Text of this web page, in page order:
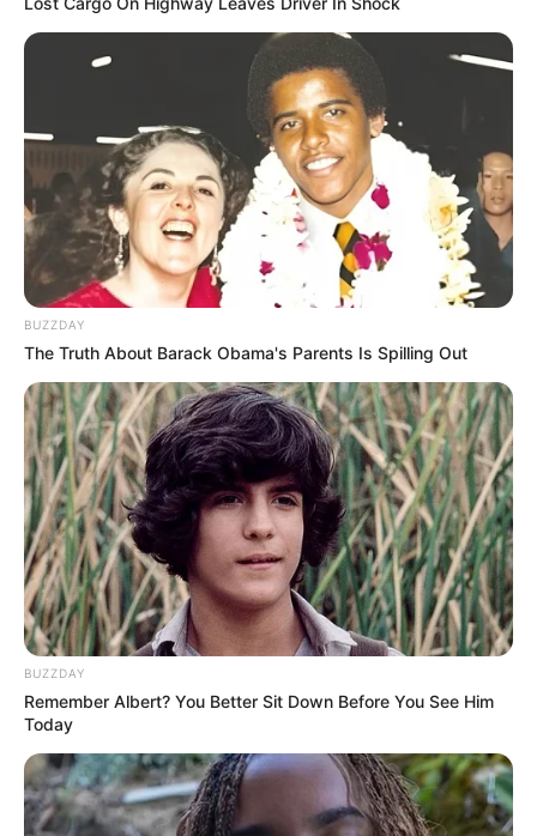
Ειδήσεις από την Ελλάδα και
τον Κόσμο, τη στιγμή που συμβαίνουν, στοNewstok.gr
BUZZDAY
The Truth About Barack Obama's Parents Is Spilling Out
BUZZDAY
Remember Albert? You Better Sit Down Before You See Him
Today